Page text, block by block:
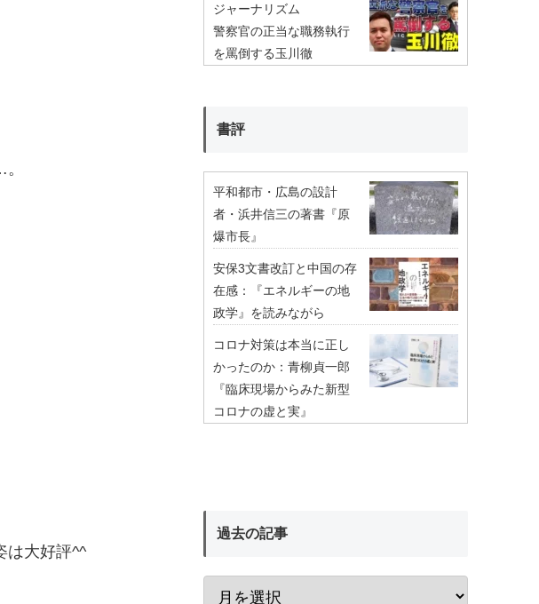
は大好評^^
ジャーナリズム
警察官の正当な職務執行
を罵倒する玉川徹
書評
平和都市・広島の設計
者・浜井信三の著書『原
爆市長』
安保3文書改訂と中国の存
在感：『エネルギーの地
政学』を読みながら
コロナ対策は本当に正し
かったのか：青柳貞一郎
『臨床現場からみた新型
コロナの虚と実』
過去の記事